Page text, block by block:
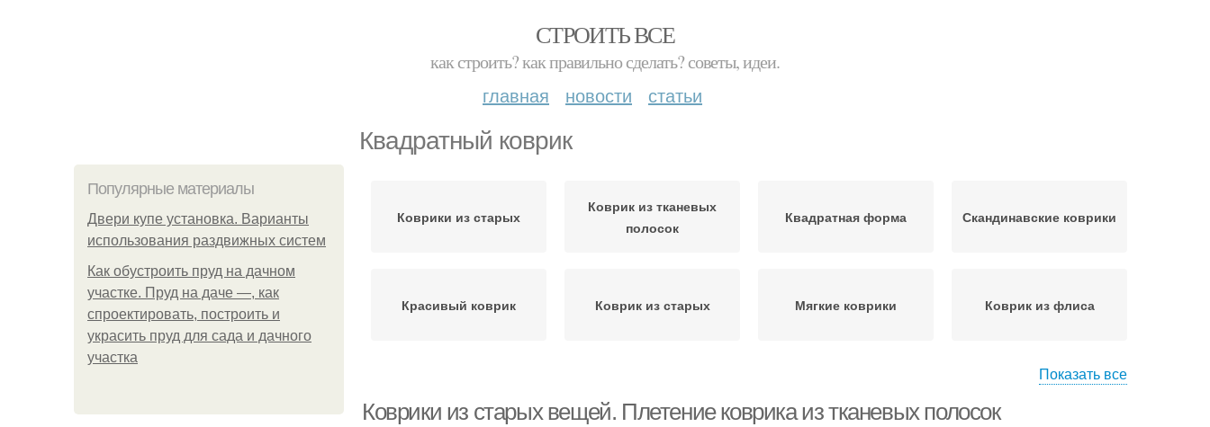
СТРОИТЬ ВСЕ
как строить? как правильно сделать? советы, идеи.
главная новости статьи
Квадратный коврик
Популярные материалы
Двери купе установка. Варианты
использования раздвижных систем
Как обустроить пруд на дачном
участке. Пруд на даче —, как
спроектировать, построить и
украсить пруд для сада и дачного
участка
Коврики из старых
Коврик из тканевых
полосок
Квадратная форма Скандинавские коврики
Красивый коврик Коврик из старых Мягкие коврики Коврик из флиса
Показать все
Коврики из старых вещей. Плетение коврика из тканевых полосок